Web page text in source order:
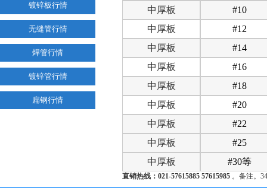
镀锌板行情
无缝管行情
焊管行情
镀锌管行情
扁钢行情
中厚板
#10
中厚板
#12
中厚板
#14
中厚板
#16
中厚板
#18
中厚板
#20
中厚板
#22
中厚板
#25
中厚板
#30等
直销热线：021-57615885 57615985 。备注。